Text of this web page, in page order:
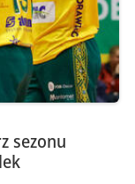
sezonu